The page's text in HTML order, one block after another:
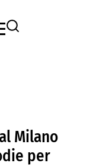
Milano
per